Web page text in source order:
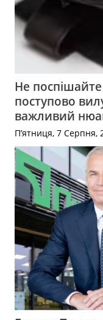
Не
поступово
важливий
П’ятниця, 7 Серпня,